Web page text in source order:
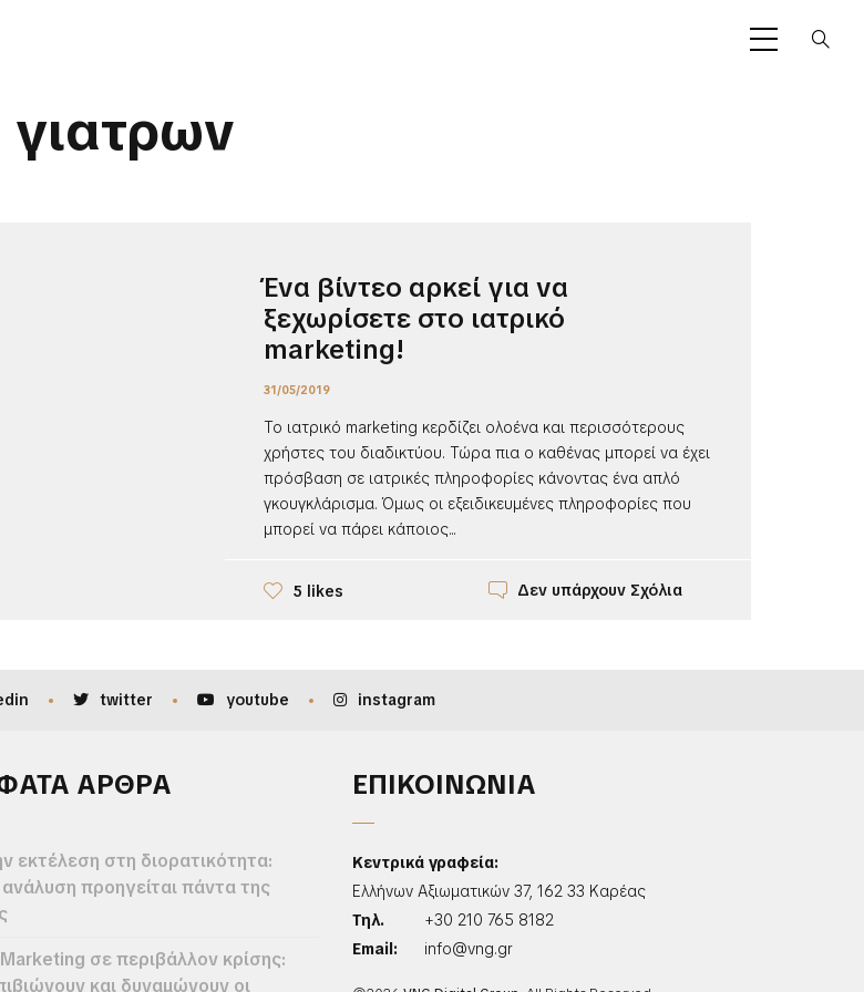
Ένα βίντεο αρκεί για να
ξεχωρίσετε στο ιατρικό
marketing!
31/05/2019
Το ιατρικό marketing κερδίζει ολοένα και περισσότερους
χρήστες του διαδικτύου. Τώρα πια ο καθένας μπορεί να έχει
πρόσβαση σε ιατρικές πληροφορίες κάνοντας ένα απλό
γκουγκλάρισμα. Όμως οι εξειδικευμένες πληροφορίες που
μπορεί να πάρει κάποιος...
5 likes Δεν υπάρχουν Σχόλια
twitter youtube instagram
ΑΡΘΡΑ
εκτέλεση στη διορατικότητα:
ανάλυση προηγείται πάντα της
σε περιβάλλον κρίσης:
και δυναμώνουν οι
ΕΠΙΚΟΙΝΩΝΙΑ
Κεντρικά γραφεία:
Ελλήνων Αξιωματικών 37, 162 33 Καρέας
Τηλ.
+30 210 765 8182
Email:
info@vng.gr